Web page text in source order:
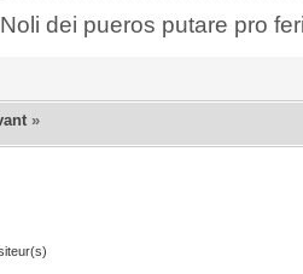
Noli dei pueros putare pro
»